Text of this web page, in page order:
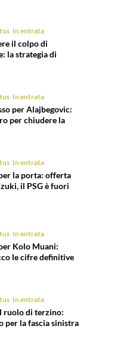
In entrata
il colpo di
la strategia di
In entrata
per Alajbegovic:
per chiudere la
In entrata
la porta: offerta
il PSG è fuori
In entrata
Kolo Muani:
le cifre definitive
In entrata
ruolo di terzino:
per la fascia sinistra